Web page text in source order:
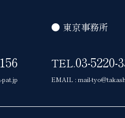
● 東京事務所
TEL.03-5220-
EMAIL : mail-